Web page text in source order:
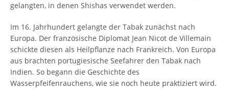
gelangten, in denen Shishas verwendet werden.
Im 16. Jahrhundert gelangte der Tabak zunächst nach
Europa. Der französische Diplomat Jean Nicot de Villemain
schickte diesen als Heilpflanze nach Frankreich. Von Europa
aus brachten portugiesische Seefahrer den Tabak nach
Indien. So begann die Geschichte des
Wasserpfeifenrauchens, wie sie noch heute praktiziert wird.